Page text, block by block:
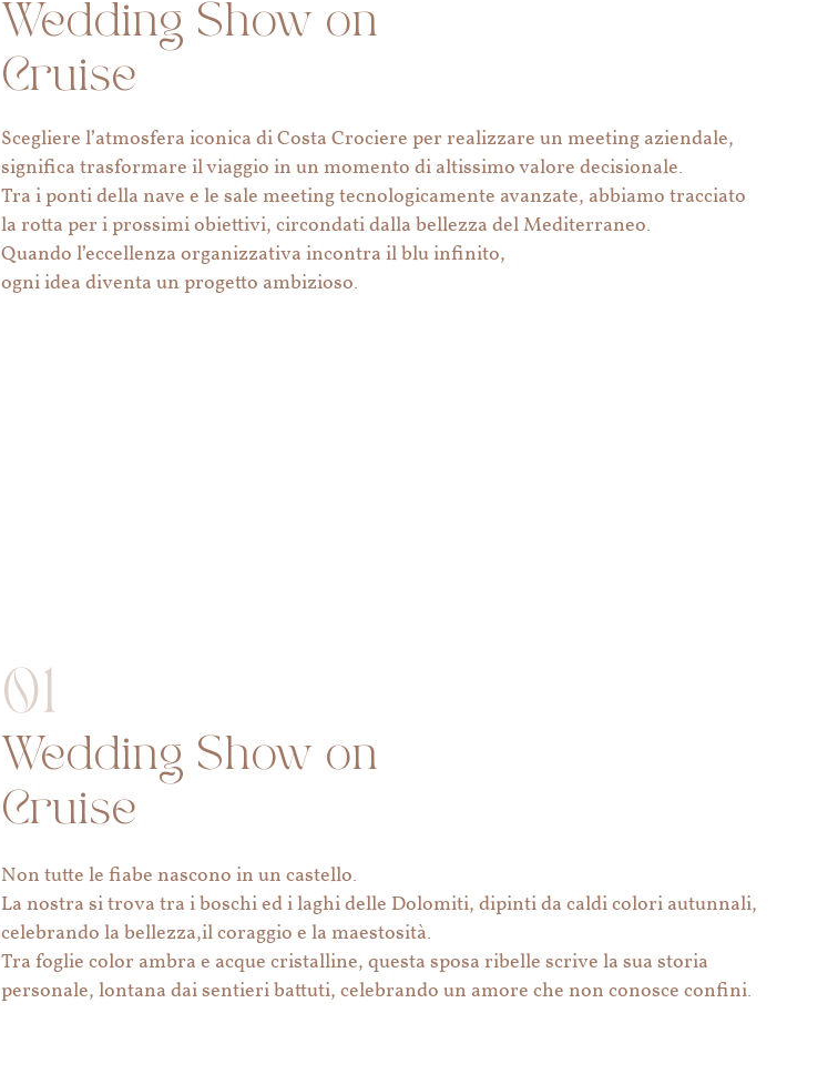
Wedding Show on
Cruise
Scegliere l’atmosfera iconica di Costa Crociere per realizzare un meeting aziendale,
significa trasformare il viaggio in un momento di altissimo valore decisionale.
Tra i ponti della nave e le sale meeting tecnologicamente avanzate, abbiamo tracciato
la rotta per i prossimi obiettivi, circondati dalla bellezza del Mediterraneo.
Quando l’eccellenza organizzativa incontra il blu infinito,
ogni idea diventa un progetto ambizioso.
01
Wedding Show on
Cruise
Non tutte le fiabe nascono in un castello.
La nostra si trova tra i boschi ed i laghi delle Dolomiti, dipinti da caldi colori autunnali,
celebrando la bellezza,il coraggio e la maestosità.
Tra foglie color ambra e acque cristalline, questa sposa ribelle scrive la sua storia
personale, lontana dai sentieri battuti, celebrando un amore che non conosce confini.